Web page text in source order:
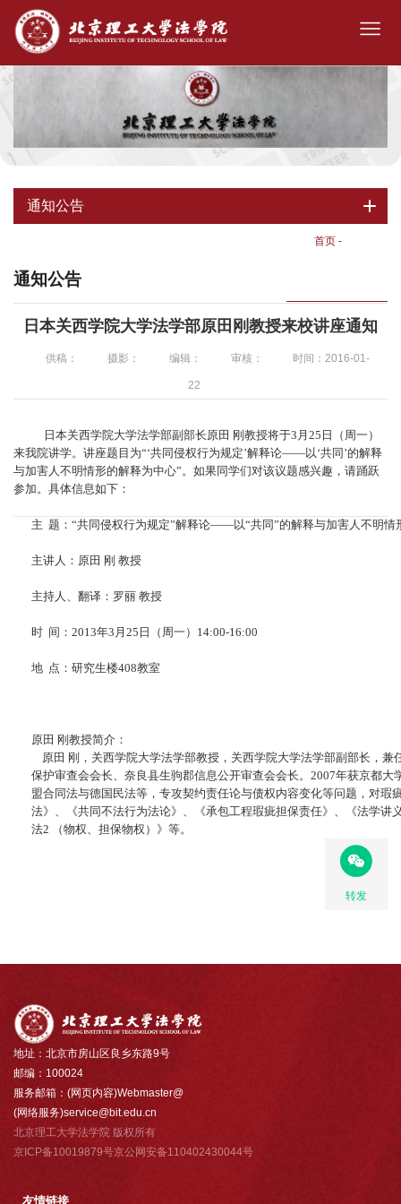
通知公告
首页 -
通知公告
日本关西学院大学法学部原田刚教授来校讲座通知
供稿： 摄影： 编辑： 审核： 时间：2016-01-
22
日本关西学院大学法学部副部长原田 刚教授将于3月25日（周一）
来我院讲学。讲座题目为“‘共同侵权行为规定’解释论——以‘共同’的解释
与加害人不明情形的解释为中心”。如果同学们对该议题感兴趣，请踊跃
参加。具体信息如下：
主 题：“共同侵权行为规定”解释论——以“共同”的解释与加害人不明情
主讲人：原田 刚 教授
主持人、翻译：罗丽 教授
时 间：2013年3月25日（周一）14:00-16:00
地 点：研究生楼408教室
原田 刚教授简介：
原田 刚，关西学院大学法学部教授，关西学院大学法学部副部长，
保护审查会会长、奈良县生驹郡信息公开审查会会长。2007年获京都
盟合同法与德国民法等，专攻契约责任论与债权内容变化等问题，对瑕
法》、《共同不法行为法论》、《承包工程瑕疵担保责任》、《法学讲
法2 （物权、担保物权）》等。
转发
地址：北京市房山区良乡东路9号
邮编：100024
服务邮箱：(网页内容)Webmaster@
(网络服务)service@bit.edu.cn
北京理工大学法学院 版权所有
京ICP备10019879号京公网安备110402430044号
友情链接